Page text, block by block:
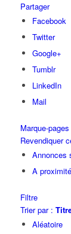
Partager
Facebook
Twitter
Google+
Tumblr
LinkedIn
Mail
Marque-pages
Revendiquer
Annonces
A proximité
Filtre
Trier par :
Aléatoire